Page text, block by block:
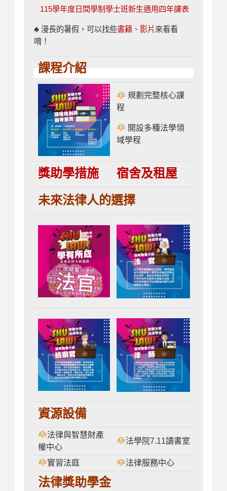
115學年度日間學制學士班新生適用四年課表
♠ 漫長的暑假，可以找些書籍、影片 來看看
唷！
課程介紹
規劃完整核心課
程
開設多種法學領
域學程
獎助學措施
宿舍及租屋
未來法律人的選擇
資源設備
法律與智慧財產
權中心
法學院7.11讀書室
實習法庭 法律服務中心
法律獎助學金